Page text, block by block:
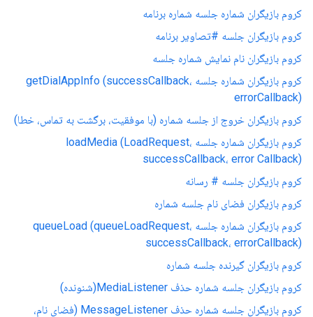
کروم بازیگران شماره جلسه شماره برنامه
کروم بازیگران جلسه #تصاویر برنامه
کروم بازیگران نام نمایش شماره جلسه
کروم بازیگران شماره جلسه getDialAppInfo (successCallback،
errorCallback)
کروم بازیگران خروج از جلسه شماره (با موفقیت، برگشت به تماس، خطا)
کروم بازیگران شماره جلسه loadMedia (LoadRequest،
successCallback، error Callback)
کروم بازیگران جلسه # رسانه
کروم بازیگران فضای نام جلسه شماره
کروم بازیگران شماره جلسه queueLoad (queueLoadRequest،
successCallback، errorCallback)
کروم بازیگران گیرنده جلسه شماره
کروم بازیگران جلسه شماره حذف MediaListener(شنونده)
کروم بازیگران جلسه شماره حذف MessageListener (فضای نام،